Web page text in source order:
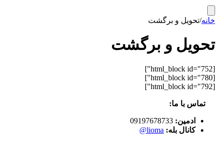
خانه/تحویل و برگشت
تحویل و برگشت
[html_block id="752"]
[html_block id="780"]
[html_block id="792"]
تماس با ما:
ادمین:
کانال بله: lioma@